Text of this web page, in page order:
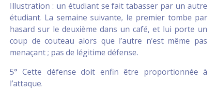
Illustration : un étudiant se fait tabasser par un autre
étudiant. La semaine suivante, le premier tombe par
hasard sur le deuxième dans un café, et lui porte un
coup de couteau alors que l’autre n’est même pas
menaçant ; pas de légitime défense.
5° Cette défense doit enfin être proportionnée à
l’attaque.